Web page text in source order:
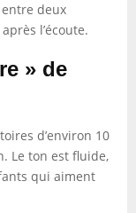
deux
l’écoute.
» de
d’environ 10
Le ton est fluide,
qui aiment